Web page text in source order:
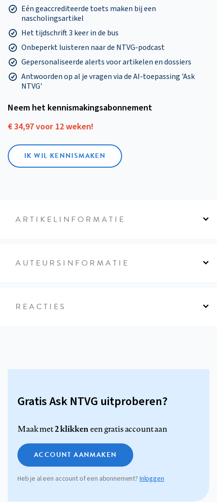
Eén geaccrediteerde toets maken bij een
nascholingsartikel
Het tijdschrift 3 keer in de bus
Onbeperkt luisteren naar de NTVG-podcast
Gepersonaliseerde alerts voor artikelen en dossiers
Antwoorden op al je vragen via de AI-toepassing 'Ask
NTVG'
Neem het kennismakings­abonnement
€ 34,97 voor 12 weken!
IK WIL KENNISMAKEN
ARTIKELINFORMATIE
AUTEURSINFORMATIE
REACTIES
Gratis Ask NTVG uitproberen?
Maak met2 klikkeneen gratis account aan
ACCOUNT AANMAKEN
Heb je al een account of een abonnement? Inloggen